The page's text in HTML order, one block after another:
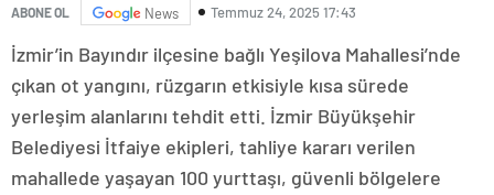
ABONE OL News Temmuz 24, 2025 17:43
İzmir’in Bayındır ilçesine bağlı Yeşilova Mahallesi’nde
çıkan ot yangını, rüzgarın etkisiyle kısa sürede
yerleşim alanlarını tehdit etti. İzmir Büyükşehir
Belediyesi İtfaiye ekipleri, tahliye kararı verilen
mahallede yaşayan 100 yurttaşı, güvenli bölgelere